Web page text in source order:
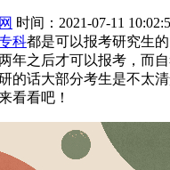
时间：2021-07-11
科都是可以报考研究生
年之后才可以报考，而
的话大部分考生是不太
看看吧！